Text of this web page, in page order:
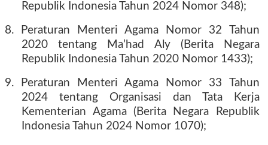
Republik Indonesia Tahun 2024 Nomor 348);
8. Peraturan Menteri Agama Nomor 32 Tahun
2020 tentang Ma’had Aly (Berita Negara
Republik Indonesia Tahun 2020 Nomor 1433);
9. Peraturan Menteri Agama Nomor 33 Tahun
2024 tentang Organisasi dan Tata Kerja
Kementerian Agama (Berita Negara Republik
Indonesia Tahun 2024 Nomor 1070);